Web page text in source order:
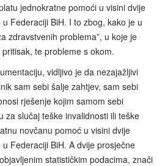
jednokratne pomoći u visini dvije
Federaciji BiH. I to zbog, kako je u
zdravstvenih problema”, u koje je
te probleme s okom.
vidljivo je da nezajažljivi
sam sebi šalje zahtjev, sam sebi
rješenje kojim samom sebi
za slučaj teške invalidnosti ili teške
novčanu pomoć u visini dvije
Federaciji BiH. A dvije prosječne
statističkim podacima, znači